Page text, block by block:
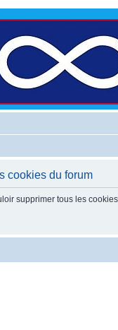
cookies du forum
supprimer tous les